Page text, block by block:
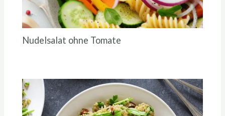
Nudelsalat ohne Tomate